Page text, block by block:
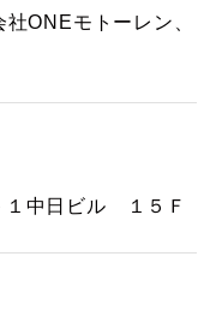
ONEモトーレン、
１中日ビル １５Ｆ